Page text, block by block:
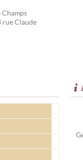
rue Claude